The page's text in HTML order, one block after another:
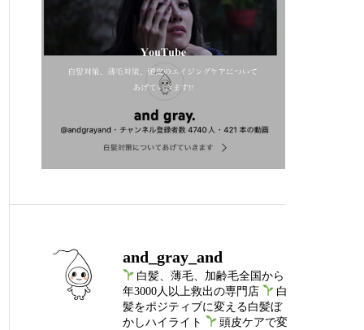
and_gray_and
白髪、薄毛、加齢毛全国から
年3000人以上救出の専門店
白
髪をポジティブに変える白髪ぼ
かしハイライト
頭皮ケアで変